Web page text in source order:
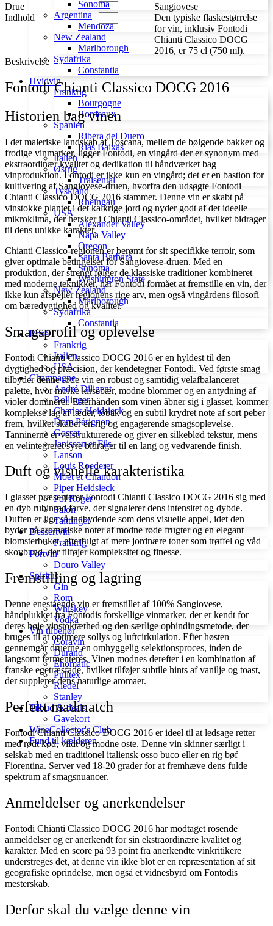
Sonoma
Argentina
Mendoza
New Zealand
Marlborough
Sydafrika
Constantia
Hvidvin
Frankrig
Bourgogne
Bordeaux
Spanien
Ribera del Duero
Rías Baixas
Italien
Østrig
Traisental
Tyskland
Rheingau
USA
Alexander Valley
Napa Valley
Oregon
Santa Barbara
Sonoma
Washington State
New Zealand
Marlborough
Sydafrika
Constantia
Rosé
Frankrig
Italien
USA
Champagne
André Diligent
Bollinger
Charles Heidsieck
Dom Pérignon
Gosset
Janisson et Fils
Lanson
Louis Roederer
Móet et Chandon
Piper Heidsieck
Pol Roger
Salon
Taittinger
Dessertvin
Frankrig
Portvin
Douro Valley
Spiritus
Gin
Rom
Whiskey
Vodka
Vin tilbehør
Coravin
Durand
Enomatic
Pulltex
Riedel
Stanley
Tilbud & deals
Gavekort
WineCollector's Club
Fund til kælderen
Drue
Sangiovese
Indhold
Den typiske flaskestørrelse
for vin, inklusiv Fontodi
Chianti Classico DOCG
2016, er 75 cl (750 ml).
Beskrivelse
Fontodi Chianti Classico DOCG 2016
Historien bag vinen
I det maleriske landskab af Toscana, mellem de bølgende bakker og
frodige vinmarker, ligger Fontodi, en vingård der er synonym med
ekstraordinær kvalitet og dedikation til håndværket bag
vinproduktion. Fontodi er ikke kun en vingård; det er en bastion for
kultivering af Sangiovese-druen, hvorfra den udsøgte Fontodi
Chianti Classico DOCG 2016 stammer. Denne vin er skabt på
vinstokke plantet i det kalkrige jord og nyder godt af det ideelle
mikroklima, der hersker i Chianti Classico-området, hvilket bidrager
til dens unikke karakter.
Chianti Classico-regionen er berømt for sit specifikke terroir, som
giver optimale betingelser for Sangiovese-druen. Med en
produktion, der strengt følger de klassiske traditioner kombineret
med moderne teknikker, har Fontodi formået at fremstille en vin, der
ikke kun afspejler regionens rige arv, men også vingårdens filosofi
om bæredygtighed og kvalitet.
Smagsprofil og oplevelse
Fontodi Chianti Classico DOCG 2016 er en hyldest til den
dygtighed og præcision, der kendetegner Fontodi. Ved første smag
tilbyder denne røde vin en robust og samtidig velafbalanceret
palette, hvor mørke kirsebær, modne blommer og en antydning af
violer dominerer. Efterhånden som vinen åbner sig i glasset, kommer
komplekse lag af læder, tobak og en subtil krydret note af sort peber
frem, hvilket skaber en rig og engagerende smagsoplevelse.
Tanninerne er velstrukturerede og giver en silkeblød tekstur, mens
en velintegreret syre bidrager til en lang og vedvarende finish.
Duft og visuelle karakteristika
I glasset præsenterer Fontodi Chianti Classico DOCG 2016 sig med
en dyb rubinrød farve, der signalerer dens intensitet og dybde.
Duften er lige så indbydende som dens visuelle appel, idet den
byder på aromatiske noter af modne røde frugter og en elegant
blomsterbuket, efterfulgt af mere jordnære toner som trøffel og våd
skovbund, der tilføjer kompleksitet og finesse.
Fremstilling og lagring
Denne enestående vin er fremstillet af 100% Sangiovese,
håndplukket fra Fontodis forskellige vinmarker, der er kendt for
deres høje vinstoktæthed og den særlige opbindingsmetode, der
bruges til at optimere sollys og luftcirkulation. Efter høsten
gennemgår druerne en omhyggelig selektionsproces, inden de
langsomt fermenteres. Vinen modnes derefter i en kombination af
franske egetræsfade, hvilket tilføjer subtile hints af vanilje og toast,
der supplerer dens naturlige aromaer.
Perfekt madmatch
Fontodi Chianti Classico DOCG 2016 er ideel til at ledsage retter
med rødt kød, vildt og modne oste. Denne vin skinner særligt i
selskab med en traditionel italiensk osso buco eller en rig bøf
Fiorentina. Server ved 18-20 grader for at fremhæve dens fulde
spektrum af smagsnuancer.
Anmeldelser og anerkendelser
Fontodi Chianti Classico DOCG 2016 har modtaget rosende
anmeldelser og er anerkendt for sin ekstraordinære kvalitet og
karakter. Med en score på 93 point fra anerkendte vinkritikere
understreges det, at denne vin ikke blot er en repræsentation af sit
geografiske oprindelse, men også et vidnesbyrd om Fontodis
mesterskab.
Derfor skal du vælge denne vin